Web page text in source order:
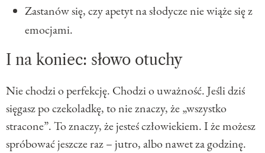
Zastanów się, czy apetyt na słodycze nie wiąże się z
emocjami.
I na koniec: słowo otuchy
Nie chodzi o perfekcję. Chodzi o uważność. Jeśli dziś
sięgasz po czekoladkę, to nie znaczy, że „wszystko
stracone”. To znaczy, że jesteś człowiekiem. I że możesz
spróbować jeszcze raz – jutro, albo nawet za godzinę.